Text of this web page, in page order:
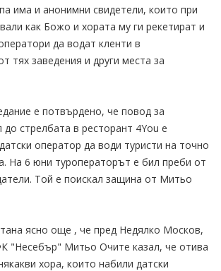
има и анонимни свидетели, които при
как Божо и хората му ги рекетират и
да водат кленти в
тях заведения и други места за
е потвърдено, че повод за
стрелбата в ресторант 4You е
оператор да води туристи на точно
На 6 юни туроператорът е бил преби от
Той е поискал защина от Митьо
ясно още , че пред Недялко Москов,
"Несебър" Митьо Очите казал, че отива
хора, които набили датски